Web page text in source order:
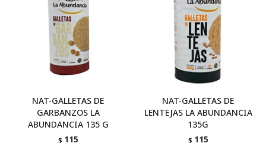
NAT-GALLETAS DE
GARBANZOS LA
ABUNDANCIA 135 G
$ 115
NAT-GALLETAS DE
LENTEJAS LA ABUNDANCIA
135G
$ 115